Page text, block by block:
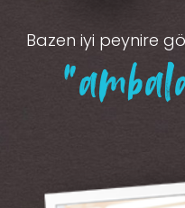
Bazen iyi peynire